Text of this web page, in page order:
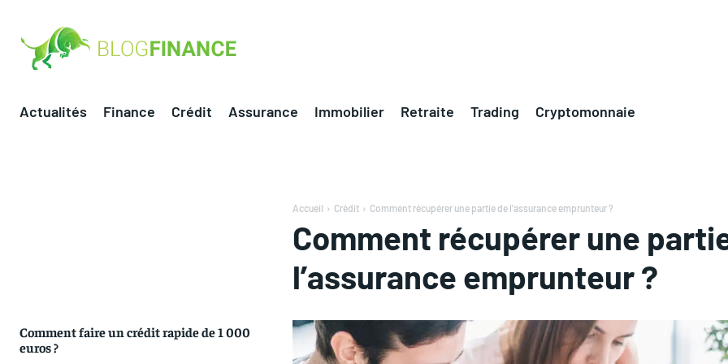
Actualités Finance Crédit Assurance Immobilier Retraite Trading Cryptomonnaie
Comment faire un crédit rapide de 1 000
euros ?
Accueil Crédit Comment récupérer une partie de l'assurance emprunteur ?
Comment récupérer une
l’assurance emprunteur ?